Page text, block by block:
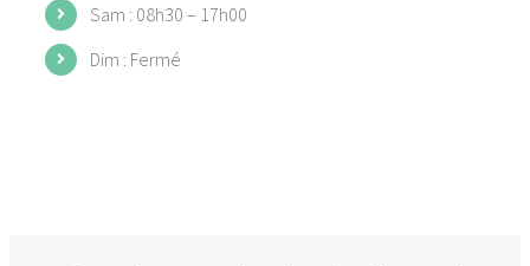
Sam : 08h30 – 17h00
Dim : Fermé